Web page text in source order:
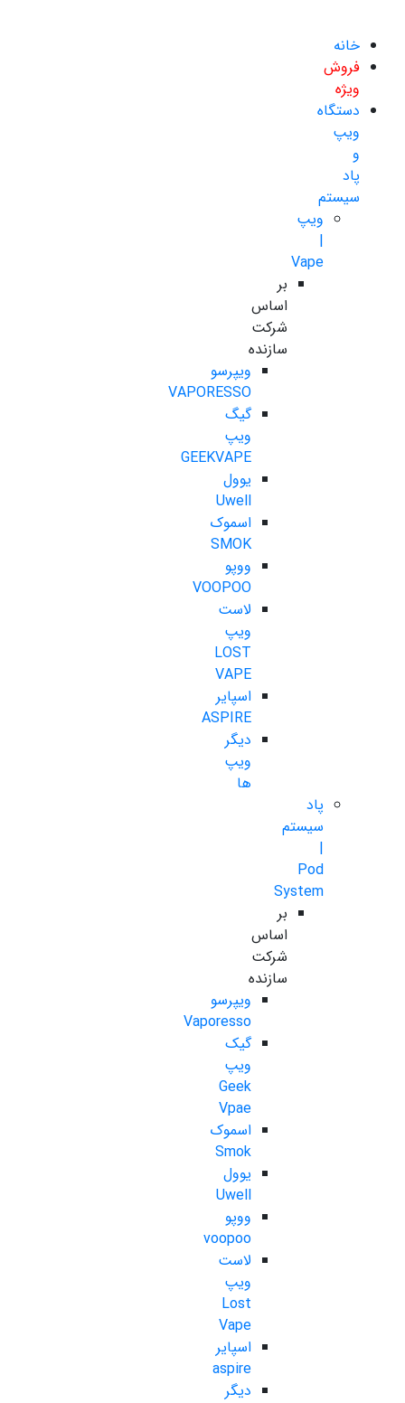
خانه
فروش
ویژه
دستگاه
ویپ
و
پاد
سیستم
ویپ
|
Vape
بر
اساس
شرکت
سازنده
ویپرسو
VAPORESSO
گیگ
ویپ
GEEKVAPE
یوول
Uwell
اسموک
SMOK
ووپو
VOOPOO
لاست
ویپ
LOST
VAPE
اسپایر
ASPIRE
دیگر
ویپ
ها
پاد
سیستم
|
Pod
System
بر
اساس
شرکت
سازنده
ویپرسو
Vaporesso
گیک
ویپ
Geek
Vpae
اسموک
Smok
یوول
Uwell
ووپو
voopoo
لاست
ویپ
Lost
Vape
اسپایر
aspire
دیگر